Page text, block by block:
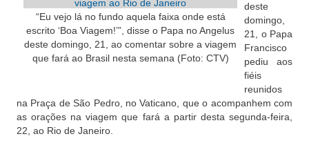
“Eu vejo lá no fundo aquela faixa onde está
escrito ‘Boa Viagem!’”, disse o Papa no Angelus
deste domingo, 21, ao comentar sobre a viagem
que fará ao Brasil nesta semana (Foto: CTV)
deste
domingo,
21, o Papa
Francisco
pediu aos
fiéis
reunidos
na Praça de São Pedro, no Vaticano, que o acompanhem com
as orações na viagem que fará a partir desta segunda-feira,
22, ao Rio de Janeiro.